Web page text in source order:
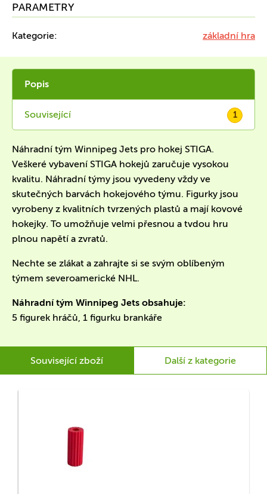
PARAMETRY
Kategorie: základní hra
Popis
Související 1
Náhradní tým Winnipeg Jets pro hokej STIGA.
Veškeré vybavení STIGA hokejů zaručuje vysokou
kvalitu. Náhradní týmy jsou vyvedeny vždy ve
skutečných barvách hokejového týmu. Figurky jsou
vyrobeny z kvalitních tvrzených plastů a mají kovové
hokejky. To umožňuje velmi přesnou a tvdou hru
plnou napětí a zvratů.
Nechte se zlákat a zahrajte si se svým oblíbeným
týmem severoamerické NHL.
Náhradní tým Winnipeg Jets obsahuje:
5 figurek hráčů, 1 figurku brankáře
Související zboží Další z kategorie